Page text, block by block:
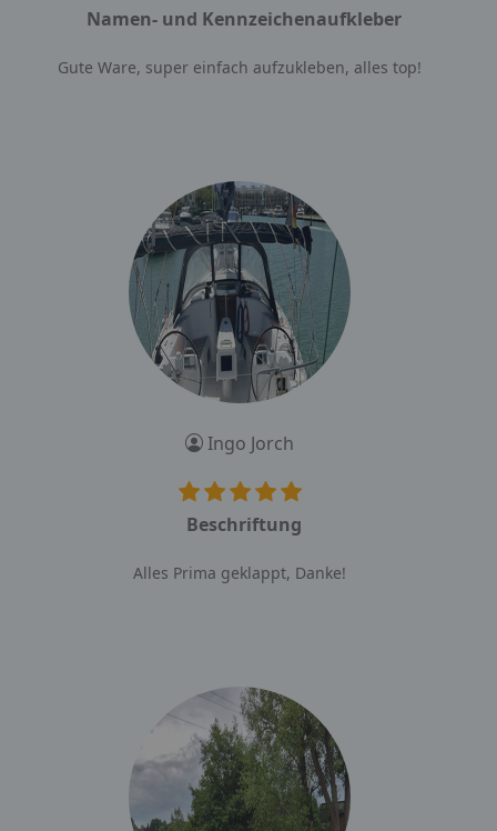
Namen- und Kennzeichenaufkleber
Gute Ware, super einfach aufzukleben, alles top!
Ingo Jorch
Beschriftung
Alles Prima geklappt, Danke!